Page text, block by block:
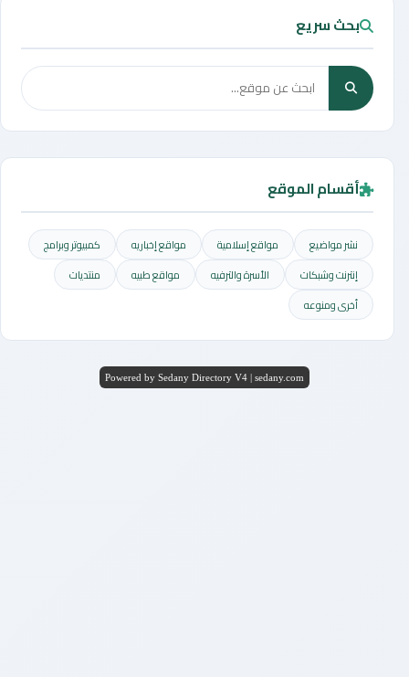
بحث سريع
أقسام الموقع
نشر مواضيع مواقع إسلامية مواقع إخباريه
كمبيوتر وبرامج
إنترنت وشبكات
الأسرة والترفيه مواقع طبيه
منتديات
أخرى ومنوعه
Powered by Sedany Directory V4 | sedany.com